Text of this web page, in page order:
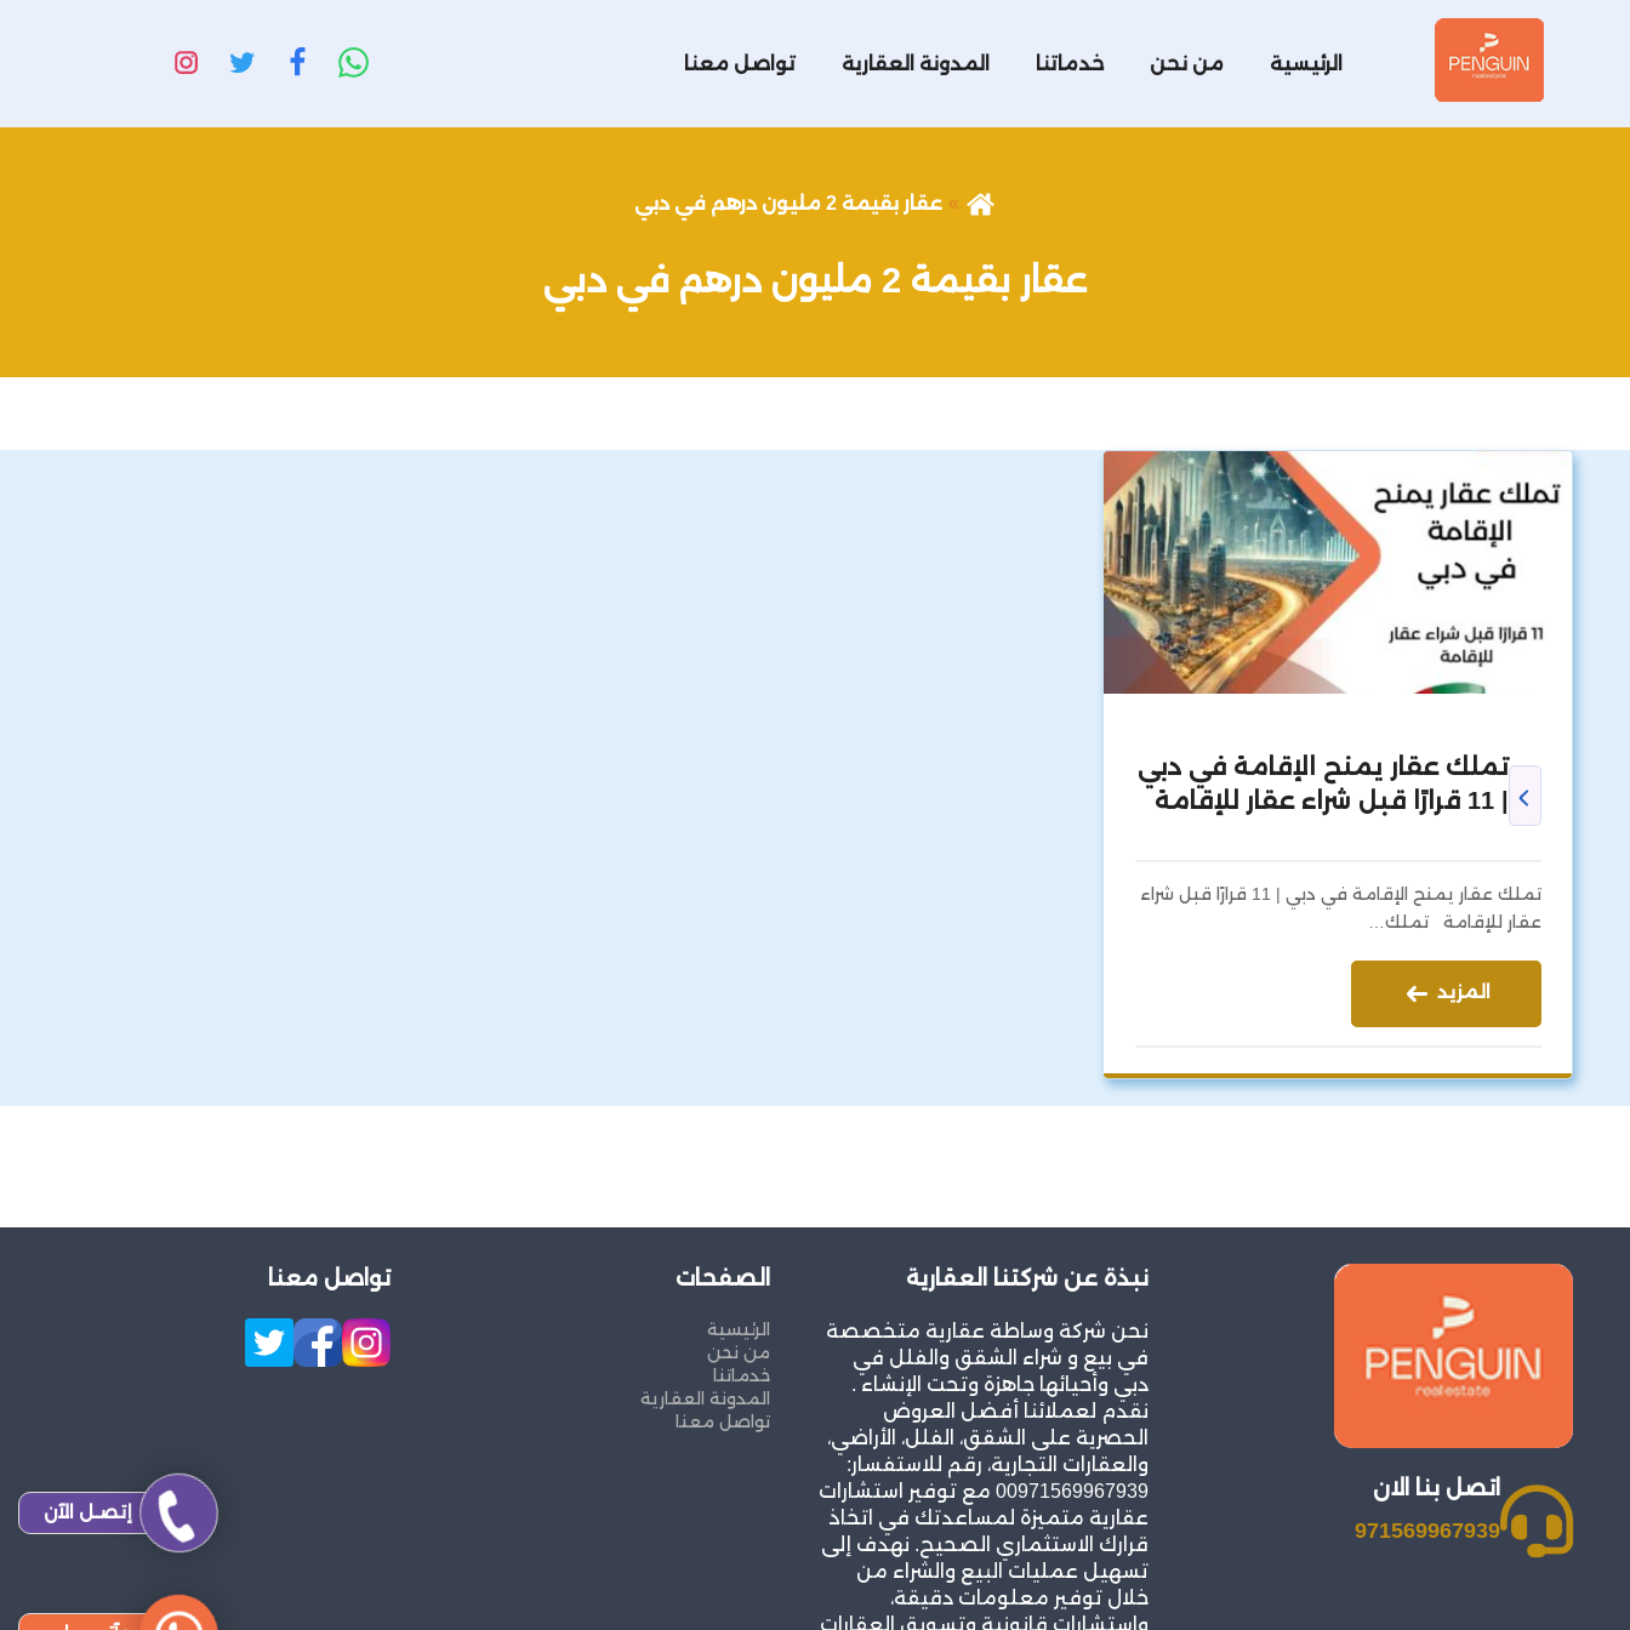
الرئيسية من نحن خدماتنا المدونة العقارية تواصل معنا
عقار بقيمة 2 مليون درهم في دبي
عقار بقيمة 2 مليون درهم في دبي
تملك عقار يمنح الإقامة في دبي
تملك عقار يمنح الإقامة في دبي | 11 قرارًا قبل شراء
عقار للإقامة تملك…
المزيد
اتصل بنا الان
971569967939
نبذة عن شركتنا العقارية
نحن شركة وساطة عقارية متخصصة
في بيع و شراء الشقق والفلل في
دبي وأحيائها جاهزة وتحت الإنشاء .
نقدم لعملائنا أفضل العروض
الحصرية على الشقق، الفلل، الأراضي،
والعقارات التجارية، رقم للاستفسار:
00971569967939 مع توفير استشارات
عقارية متميزة لمساعدتك في اتخاذ
قرارك الاستثماري الصحيح. نهدف إلى
تسهيل عمليات البيع والشراء من
خلال توفير معلومات دقيقة،
واستشارات قانونية وتسويق العقارات
الصفحات
الرئيسية
من نحن
خدماتنا
المدونة العقارية
تواصل معنا
تواصل معنا
إتصـل الآن